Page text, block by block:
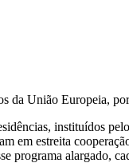
da União Europeia,
instituídos
em estreita
programa alargado,